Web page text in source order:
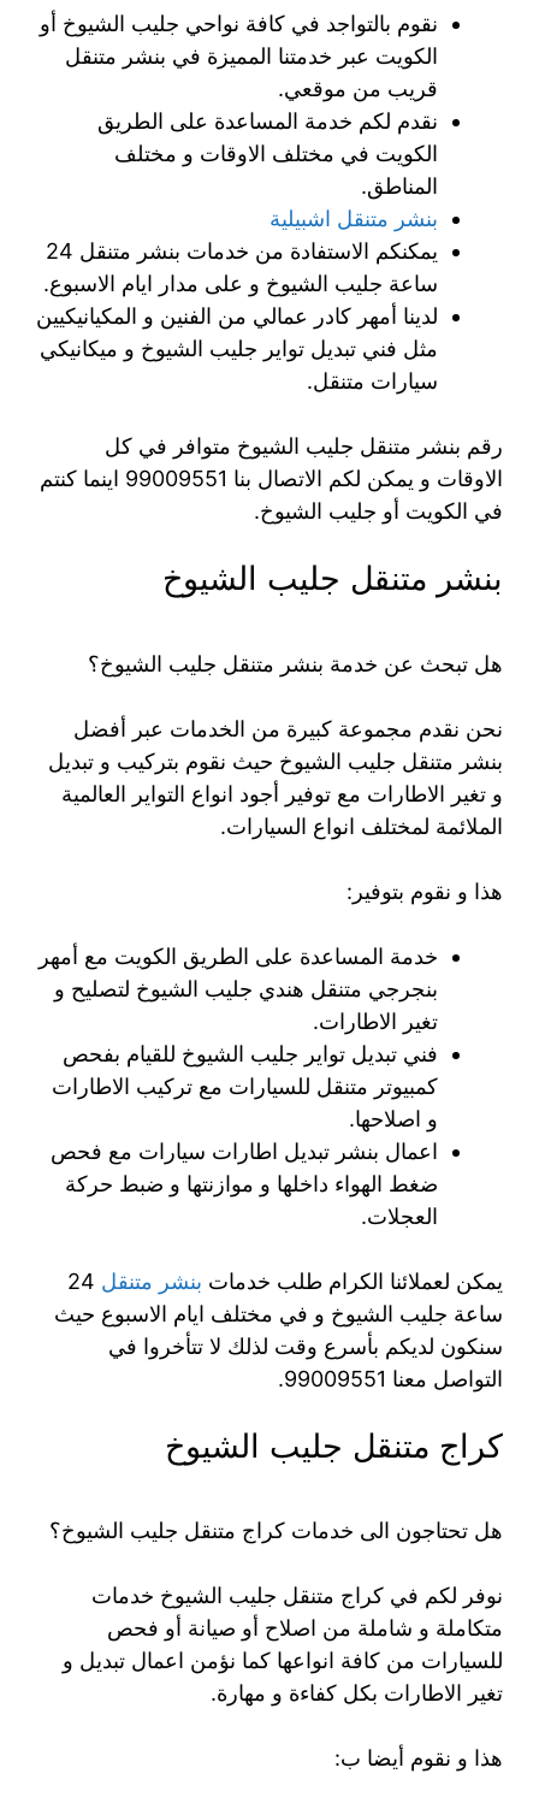
نقوم بالتواجد في كافة نواحي جليب الشيوخ أو
الكويت عبر خدمتنا المميزة في بنشر متنقل
قريب من موقعي.
نقدم لكم خدمة المساعدة على الطريق
الكويت في مختلف الاوقات و مختلف
المناطق.
بنشر متنقل اشبيلية
يمكنكم الاستفادة من خدمات بنشر متنقل 24
ساعة جليب الشيوخ و على مدار ايام الاسبوع.
لدينا أمهر كادر عمالي من الفنين و المكيانيكيين
مثل فني تبديل تواير جليب الشيوخ و ميكانيكي
سيارات متنقل.
رقم بنشر متنقل جليب الشيوخ متوافر في كل
الاوقات و يمكن لكم الاتصال بنا 99009551‬ اينما كنتم
في الكويت أو جليب الشيوخ.
بنشر متنقل جليب الشيوخ
هل تبحث عن خدمة بنشر متنقل جليب الشيوخ؟
نحن نقدم مجموعة كبيرة من الخدمات عبر أفضل
بنشر متنقل جليب الشيوخ حيث نقوم بتركيب و تبديل
و تغير الاطارات مع توفير أجود انواع التواير العالمية
الملائمة لمختلف انواع السيارات.
هذا و نقوم بتوفير:
خدمة المساعدة على الطريق الكويت مع أمهر
بنجرجي متنقل هندي جليب الشيوخ لتصليح و
تغير الاطارات.
فني تبديل تواير جليب الشيوخ للقيام بفحص
كمبيوتر متنقل للسيارات مع تركيب الاطارات
و اصلاحها.
اعمال بنشر تبديل اطارات سيارات مع فحص
ضغط الهواء داخلها و موازنتها و ضبط حركة
العجلات.
يمكن لعملائنا الكرام طلب خدمات بنشر متنقل 24
ساعة جليب الشيوخ و في مختلف ايام الاسبوع حيث
سنكون لديكم بأسرع وقت لذلك لا تتأخروا في
التواصل معنا 99009551‬.
كراج متنقل جليب الشيوخ
هل تحتاجون الى خدمات كراج متنقل جليب الشيوخ؟
نوفر لكم في كراج متنقل جليب الشيوخ خدمات
متكاملة و شاملة من اصلاح أو صيانة أو فحص
للسيارات من كافة انواعها كما نؤمن اعمال تبديل و
تغير الاطارات بكل كفاءة و مهارة.
هذا و نقوم أيضا ب: